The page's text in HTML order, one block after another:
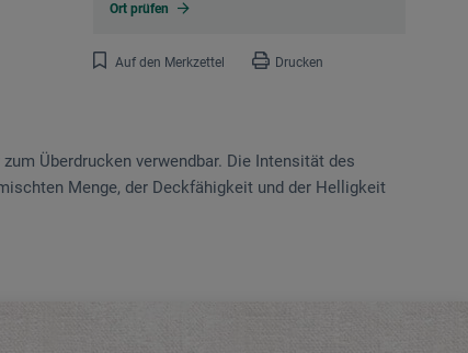
Ort prüfen
Auf den Merkzettel Drucken
Überdrucken verwendbar. Die Intensität des
Menge, der Deckfähigkeit und der Helligkeit